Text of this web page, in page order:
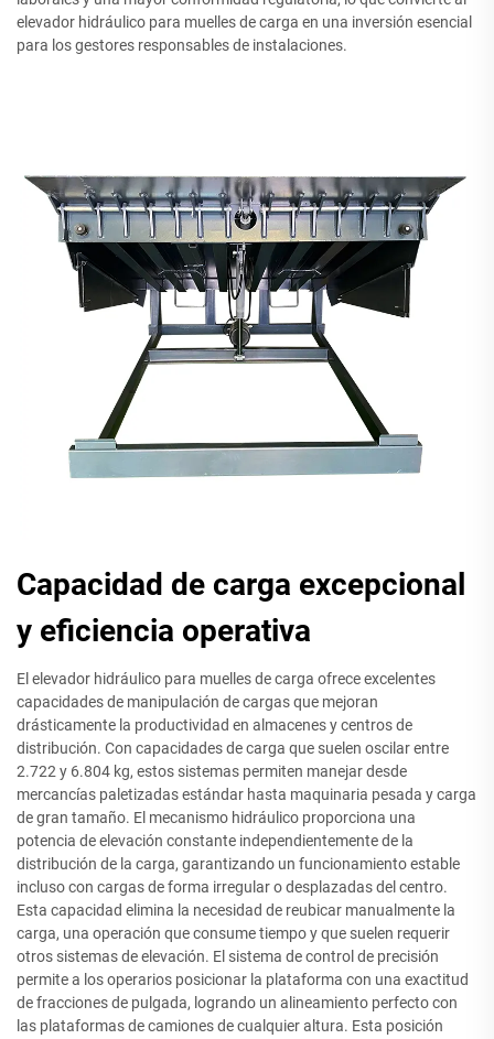
elevador hidráulico para muelles de carga en una inversión esencial
para los gestores responsables de instalaciones.
Capacidad de carga excepcional
y eficiencia operativa
El elevador hidráulico para muelles de carga ofrece excelentes
capacidades de manipulación de cargas que mejoran
drásticamente la productividad en almacenes y centros de
distribución. Con capacidades de carga que suelen oscilar entre
2.722 y 6.804 kg, estos sistemas permiten manejar desde
mercancías paletizadas estándar hasta maquinaria pesada y carga
de gran tamaño. El mecanismo hidráulico proporciona una
potencia de elevación constante independientemente de la
distribución de la carga, garantizando un funcionamiento estable
incluso con cargas de forma irregular o desplazadas del centro.
Esta capacidad elimina la necesidad de reubicar manualmente la
carga, una operación que consume tiempo y que suelen requerir
otros sistemas de elevación. El sistema de control de precisión
permite a los operarios posicionar la plataforma con una exactitud
de fracciones de pulgada, logrando un alineamiento perfecto con
las plataformas de camiones de cualquier altura. Esta posición